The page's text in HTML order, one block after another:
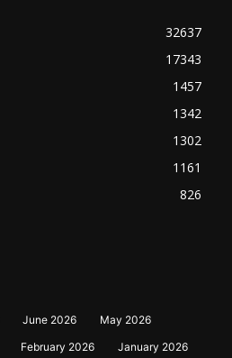
32637
17343
1457
1342
1302
1161
826
June 2026
May 2026
February 2026 January 2026